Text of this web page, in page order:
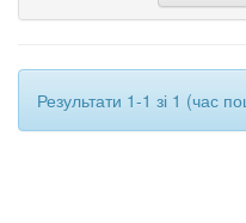
Результати 1-1 зі 1 (час